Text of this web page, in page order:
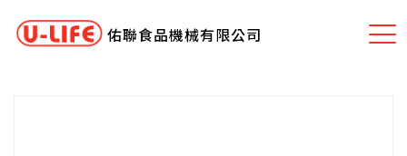
佑聯食品機械有限公司